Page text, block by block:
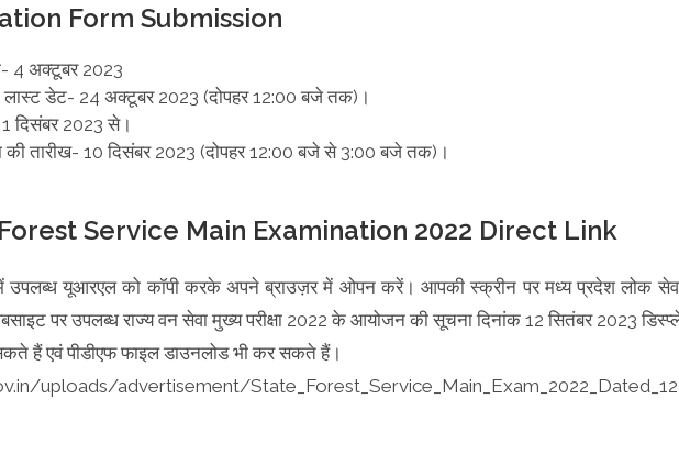
Form Submission
4 अक्टूबर 2023
डेट- 24 अक्टूबर 2023 (दोपहर 12:00 बजे तक)।
दिसंबर 2023 से।
की तारीख- 10 दिसंबर 2023 (दोपहर 12:00 बजे से 3:00 बजे तक)।
Service Main Examination 2022 Direct Link
यूआरएल को कॉपी करके अपने ब्राउज़र में ओपन करें। आपकी स्क्रीन पर मध्य प्रदेश लोक
पर उपलब्ध राज्य वन सेवा मुख्य परीक्षा 2022 के आयोजन की सूचना दिनांक 12 सितंबर 2023
हैं एवं पीडीएफ फाइल डाउनलोड भी कर सकते हैं।
uploads/advertisement/State_Forest_Service_Main_Exam_2022_Dated_12